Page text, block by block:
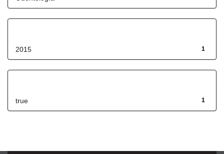
1
2015
1
true